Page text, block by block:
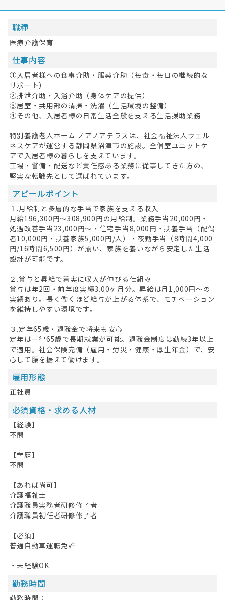
職種
医療介護保育
仕事内容
①入居者様への食事介助・服薬介助（毎食・毎日の継続的な
サポート）
②排泄介助・入浴介助（身体ケアの提供）
③居室・共用部の清掃・洗濯（生活環境の整備）
④その他、入居者様の日常生活全般を支える生活援助業務
特別養護老人ホーム ノアノアテラスは、社会福祉法人ウェル
ネスケアが運営する静岡県沼津市の施設。全個室ユニットケ
アで入居者様の暮らしを支えています。
工場・警備・配送など責任感ある業務に従事してきた方の、
堅実な転職先として選ばれています。
アピールポイント
１.月給制と多層的な手当で家族を支える収入
月給196,300円〜308,900円の月給制。業務手当20,000円・
処遇改善手当23,000円〜・住宅手当8,000円・扶養手当（配偶
者10,000円・扶養家族5,000円/人）・夜勤手当（8時間4,000
円/16時間6,500円）が揃い、家族を養いながら安定した生活
設計が可能です。
２.賞与と昇給で着実に収入が伸びる仕組み
賞与は年2回・前年度実績3.00ヶ月分。昇給は月1,000円〜の
実績あり。長く働くほど給与が上がる体系で、モチベーション
を維持しやすい環境です。
３.定年65歳・退職金で将来も安心
定年は一律65歳で長期就業が可能。退職金制度は勤続3年以上
で適用。社会保険完備（雇用・労災・健康・厚生年金）で、安
心して腰を据えて働けます。
雇用形態
正社員
必須資格・求める人材
【経験】
不問
【学歴】
不問
【あれば尚可】
介護福祉士
介護職員実務者研修修了者
介護職員初任者研修修了者
【必須】
普通自動車運転免許
・未経験OK
勤務時間